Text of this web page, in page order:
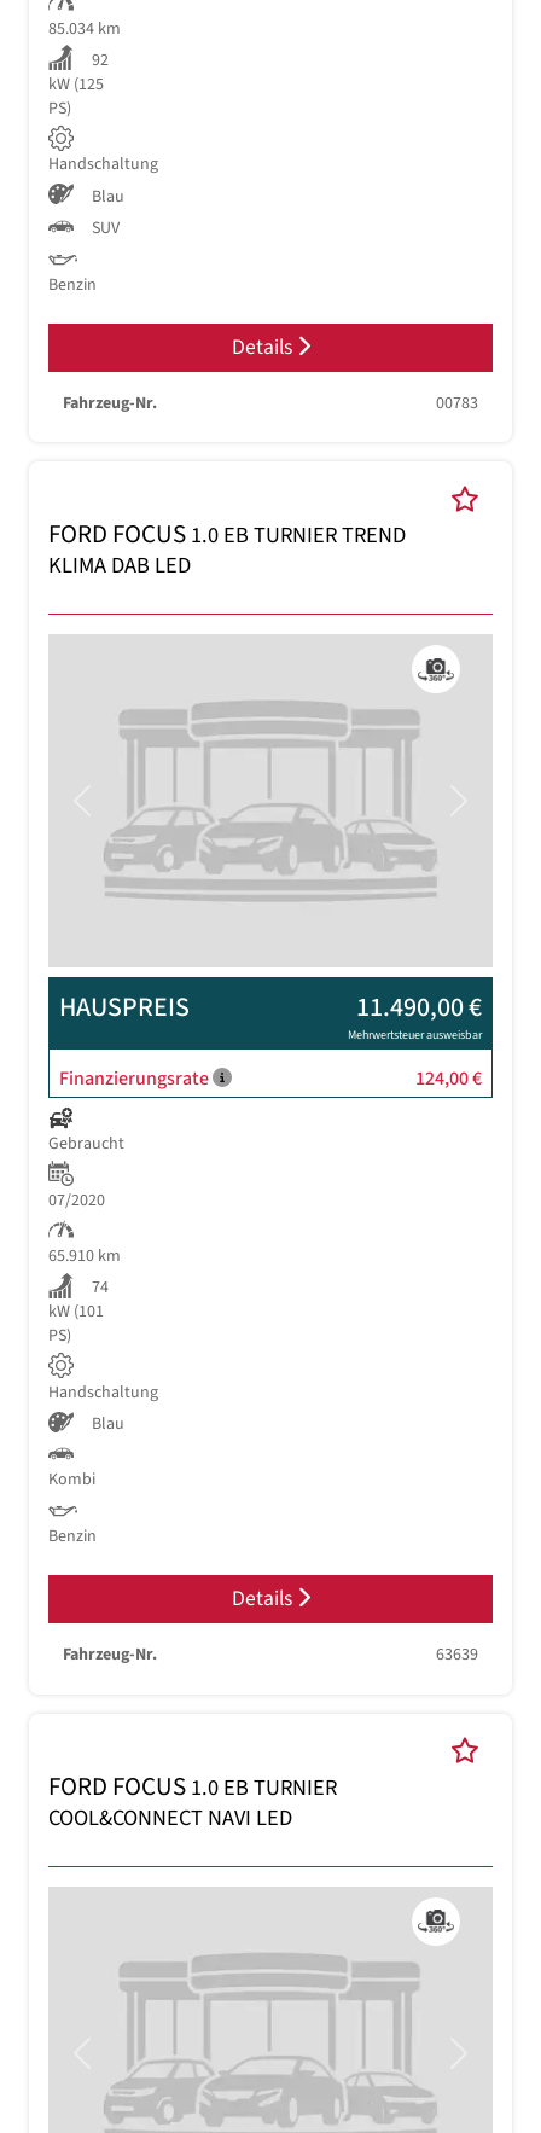
85.034 km
92
kW (125
PS)
Handschaltung
Blau
SUV
Benzin
Details
Fahrzeug-Nr. 00783
FORD FOCUS1.0 EB TURNIER TREND
KLIMA DAB LED
Previous
HAUSPREIS 11.490,00 €
Mehrwertsteuer ausweisbar
Finanzierungsrate 124,00 €
Gebraucht
07/2020
65.910 km
74
kW (101
PS)
Handschaltung
Blau
Kombi
Benzin
Details
Fahrzeug-Nr. 63639
FORD FOCUS1.0 EB TURNIER
COOL&CONNECT NAVI LED
Previous